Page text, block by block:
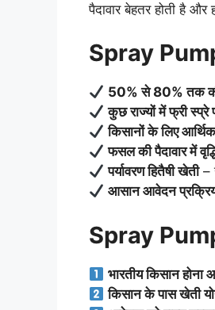
पैदावार बेहतर होती है और
Spray
50% से 80% तक
कुछ राज्यों में फ्री स्प्रे
किसानों के लिए
फसल की पैदावार में
पर्यावरण हितैषी खेती–
आसान आवेदन
Spray
भारतीय किसान
किसान के पास खेती